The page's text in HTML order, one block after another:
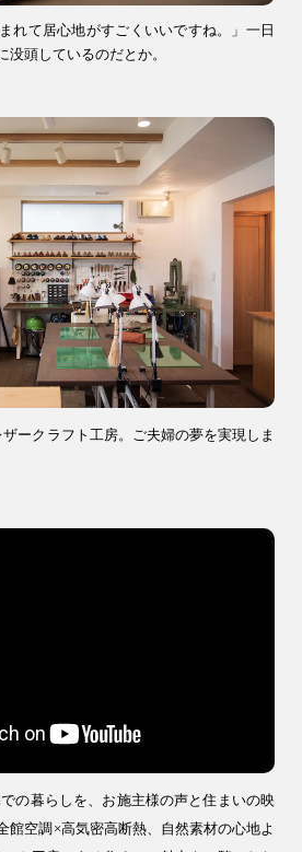
れて居心地がすごくいいですね。」一日
頭しているのだとか。
ークラフト工房。ご夫婦の夢を実現しま
の暮らしを、お施主様の声と住まいの映
館空調×高気密高断熱、自然素材の心地よ